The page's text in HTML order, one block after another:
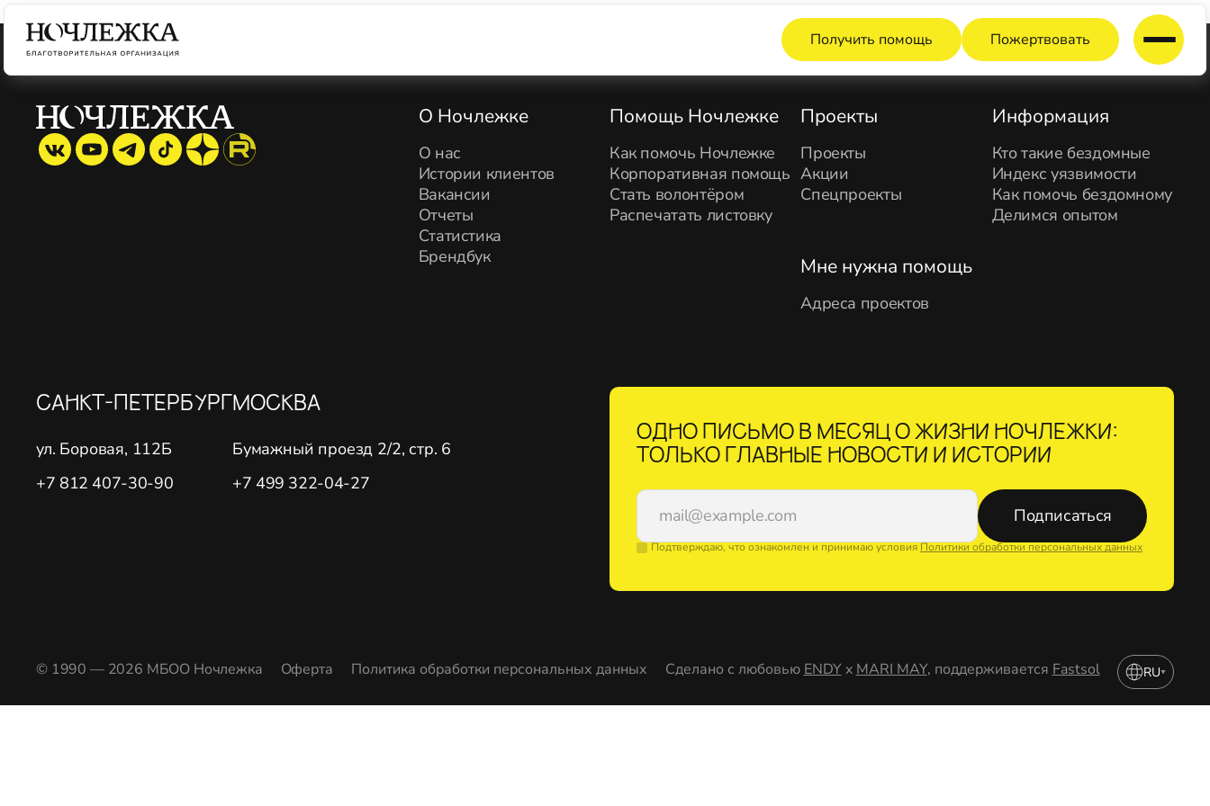
Получить помощь Пожертвовать
О Ночлежке
О нас
Истории клиентов
Вакансии
Отчеты
Статистика
Брендбук
Помощь Ночлежке
Как помочь Ночлежке
Корпоративная помощь
Стать волонтёром
Распечатать листовку
Проекты
Проекты
Акции
Спецпроекты
Информация
Кто такие бездомные
Индекс уязвимости
Как помочь бездомному
Делимся опытом
Мне нужна помощь
Адреса проектов
САНКТ-ПЕТЕРБУРГ
ул. Боровая, 112Б
+7 812 407-30-90
МОСКВА
Бумажный проезд 2/2, стр. 6
+7 499 322-04-27
ОДНО ПИСЬМО В МЕСЯЦ О ЖИЗНИ НОЧЛЕЖКИ:
ТОЛЬКО ГЛАВНЫЕ НОВОСТИ И ИСТОРИИ
Подписаться
Подтверждаю, что ознакомлен и принимаю условияПолитики обработки персональных данных
© 1990 — 2026 МБОО Ночлежка Оферта Политика обработки персональных данных Сделано с любовью ENDY x MARI MAY, поддерживается Fastsol RU